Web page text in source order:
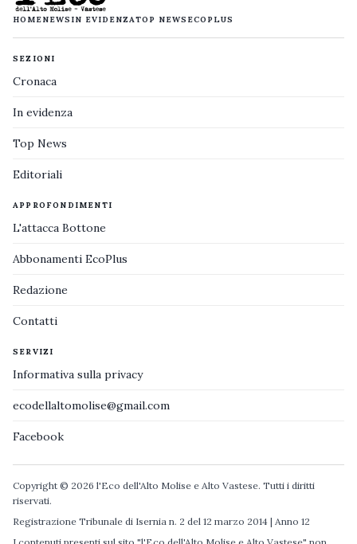
HOMENEWS IN EVIDENZATOP NEWS ECOPLUS
SEZIONI
Cronaca
In evidenza
Top News
Editoriali
APPROFONDIMENTI
L'attacca Bottone
Abbonamenti EcoPlus
Redazione
Contatti
SERVIZI
Informativa sulla privacy
ecodellaltomolise@gmail.com
Facebook
Copyright © 2026 l'Eco dell'Alto Molise e Alto Vastese. Tutti i diritti
riservati.
Registrazione Tribunale di Isernia n. 2 del 12 marzo 2014 | Anno 12